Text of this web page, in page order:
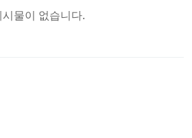
시물이 없습니다.